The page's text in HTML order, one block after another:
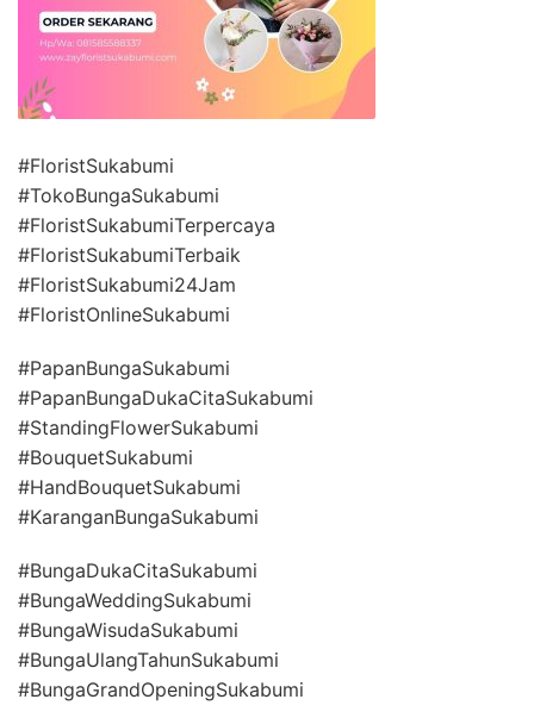
#FloristSukabumi
#TokoBungaSukabumi
#FloristSukabumiTerpercaya
#FloristSukabumiTerbaik
#FloristSukabumi24Jam
#FloristOnlineSukabumi
#PapanBungaSukabumi
#PapanBungaDukaCitaSukabumi
#StandingFlowerSukabumi
#BouquetSukabumi
#HandBouquetSukabumi
#KaranganBungaSukabumi
#BungaDukaCitaSukabumi
#BungaWeddingSukabumi
#BungaWisudaSukabumi
#BungaUlangTahunSukabumi
#BungaGrandOpeningSukabumi